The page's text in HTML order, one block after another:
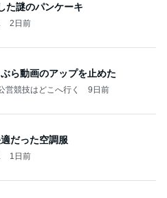
た謎のパンケーキ
2日前
ら動画のアップを止めた
営競技はどこへ行く 9日前
だった空調服
1日前